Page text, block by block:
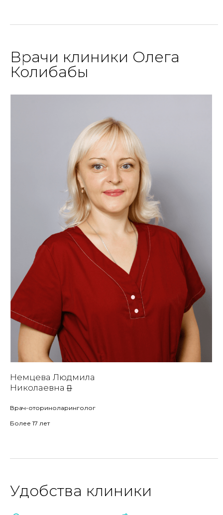
Врачи клиники Олега
Колибабы
Немцева Людмила
Николаевна
Врач-оториноларинголог
Более 17 лет
Удобства клиники